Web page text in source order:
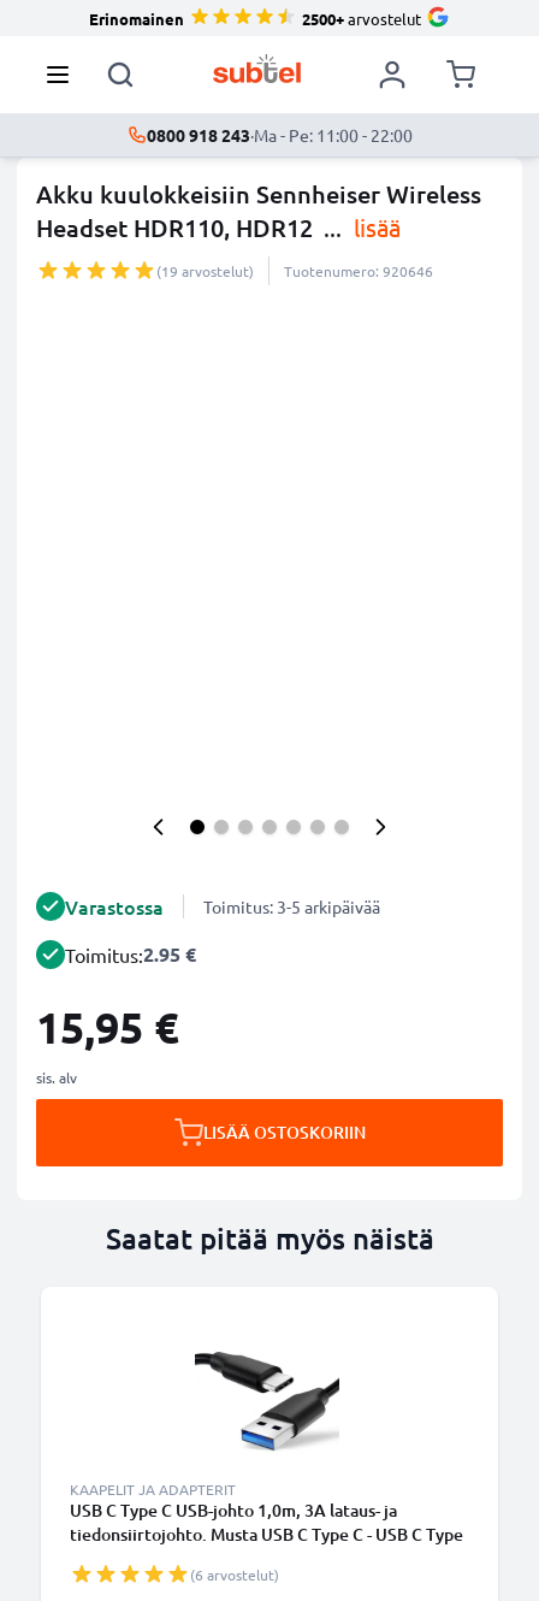
Erinomainen 2500+arvostelut
0800 918 243·Ma - Pe: 11:00 - 22:00
Akku kuulokkeisiin Sennheiser Wireless
Headset HDR110, HDR12 ... lisää
(19 arvostelut) Tuotenumero: 920646
Varastossa Toimitus: 3-5 arkipäivää
Toimitus:2.95 €
15,95 €
sis. alv
LISÄÄ OSTOSKORIIN
Saatat pitää myös näistä
KAAPELIT JA ADAPTERIT
USB C Type C USB-johto 1,0m, 3A lataus- ja
tiedonsiirtojohto. Musta USB C Type C - USB C Type
(6 arvostelut)